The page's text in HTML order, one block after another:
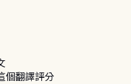
個翻譯評分